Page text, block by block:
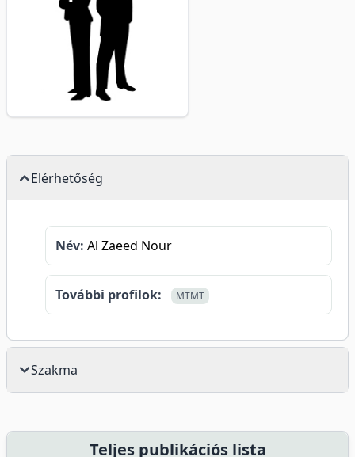
Elérhetőség
Név: Al Zaeed Nour
További profilok: MTMT
Szakma
Teljes publikációs lista